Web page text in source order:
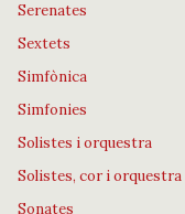
Serenates
Sextets
Simfònica
Simfonies
Solistes i orquestra
Solistes, cor i orquestra
Sonates